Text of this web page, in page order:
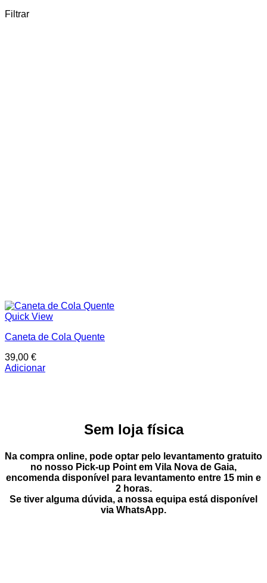
Filtrar
Quick View
Caneta de Cola Quente
39,00 €
Adicionar
Sem loja física
Na compra online, pode optar pelo levantamento gratuito
no nosso Pick-up Point em Vila Nova de Gaia,
encomenda disponível para levantamento entre 15 min e
2 horas.
Se tiver alguma dúvida, a nossa equipa está disponível
via WhatsApp.